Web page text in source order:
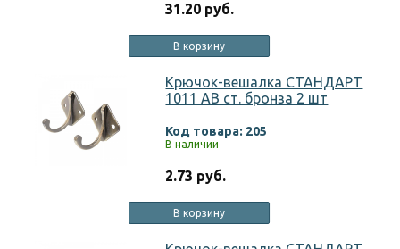
31.20 руб.
В корзину
Крючок-вешалка СТАНДАРТ
1011 АВ ст. бронза 2 шт
Код товара: 205
В наличии
2.73 руб.
В корзину